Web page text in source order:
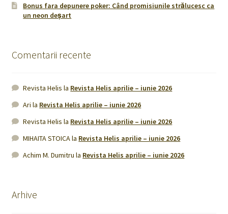
Bonus fara depunere poker: Când promisiunile strălucesc ca
un neon deșart
Comentarii recente
Revista Helis la Revista Helis aprilie – iunie 2026
Ari la Revista Helis aprilie – iunie 2026
Revista Helis la Revista Helis aprilie – iunie 2026
MIHAITA STOICAla Revista Helis aprilie – iunie 2026
Achim M. Dumitru la Revista Helis aprilie – iunie 2026
Arhive